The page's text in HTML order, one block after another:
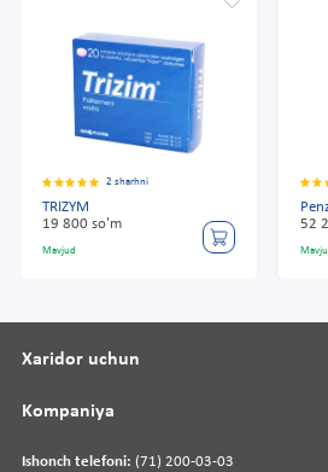
2 sharhni
TRIZYM
19 800 so'm
Mavjud
52
Ishonch telefoni: (71) 200-03-03
Xaridor uchun
Kompaniya